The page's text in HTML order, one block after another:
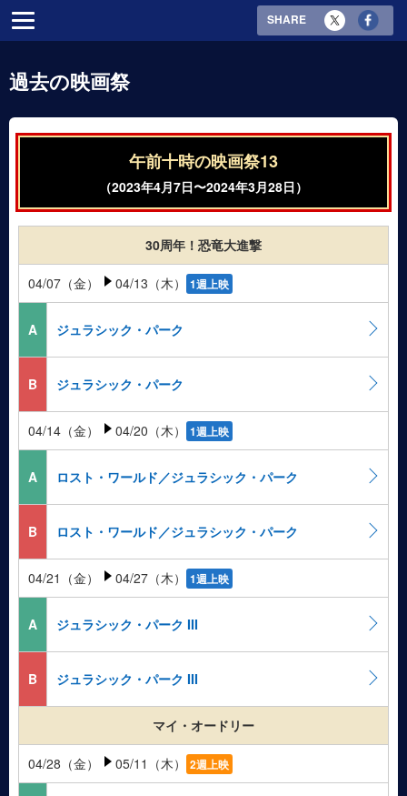
SHARE
過去の映画祭
午前十時の映画祭13
（2023年4月7日〜2024年3月28日）
30周年！恐竜大進撃
04/07（金） 04/13（木） 1週上映
A ジュラシック・パーク
B ジュラシック・パーク
04/14（金） 04/20（木） 1週上映
A ロスト・ワールド／ジュラシック・パーク
B ロスト・ワールド／ジュラシック・パーク
04/21（金） 04/27（木） 1週上映
A ジュラシック・パーク III
B ジュラシック・パーク III
マイ・オードリー
04/28（金） 05/11（木） 2週上映